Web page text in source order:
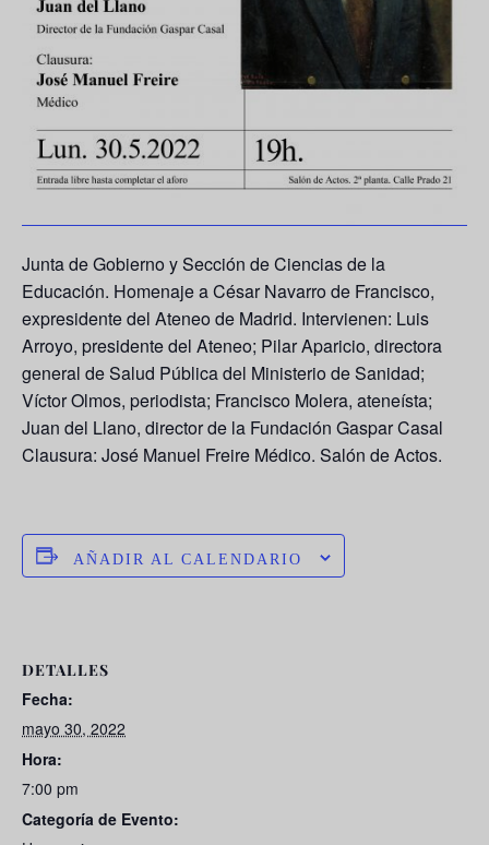
Junta de Gobierno y Sección de Ciencias de la
Educación. Homenaje a César Navarro de Francisco,
expresidente del Ateneo de Madrid. Intervienen: Luis
Arroyo, presidente del Ateneo; Pilar Aparicio, directora
general de Salud Pública del Ministerio de Sanidad;
Víctor Olmos, periodista; Francisco Molera, ateneísta;
Juan del Llano, director de la Fundación Gaspar Casal
Clausura: José Manuel Freire Médico. Salón de Actos.
AÑADIR AL CALENDARIO
DETALLES
Fecha:
mayo 30, 2022
Hora:
7:00 pm
Categoría de Evento: